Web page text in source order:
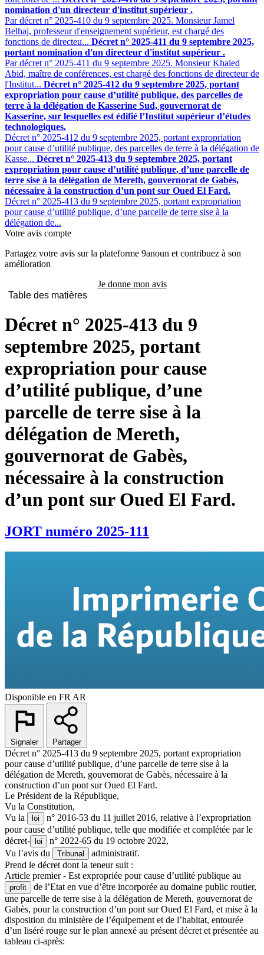
nomination d'un directeur d'institut supérieur .
Par décret n° 2025-410 du 9 septembre 2025. Monsieur Jamel
Belhaj, professeur d'enseignement supérieur, est chargé des
fonctions de directeu... Décret n° 2025-411 du 9 septembre 2025,
portant nomination d'un directeur d'institut supérieur .
Par décret n° 2025-411 du 9 septembre 2025. Monsieur Khaled
Abid, maître de conférences, est chargé des fonctions de directeur de
l'Institut... Décret n° 2025-412 du 9 septembre 2025, portant
expropriation pour cause d’utilité publique, des parcelles de
terre à la délégation de Kasserine Sud, gouvernorat de
Kasserine, sur lesquelles est édifié l’Institut supérieur d’études
technologiques.
Décret n° 2025-412 du 9 septembre 2025, portant expropriation
pour cause d’utilité publique, des parcelles de terre à la délégation de
Kasse... Décret n° 2025-413 du 9 septembre 2025, portant
expropriation pour cause d’utilité publique, d’une parcelle de
terre sise à la délégation de Mereth, gouvernorat de Gabès,
nécessaire à la construction d’un pont sur Oued El Fard.
Décret n° 2025-413 du 9 septembre 2025, portant expropriation
pour cause d’utilité publique, d’une parcelle de terre sise à la
délégation de...
Votre avis compte
Partagez votre avis sur la plateforme 9anoun et contribuez à son
amélioration
Je donne mon avis
Table des matières
Décret n° 2025-413 du 9
septembre 2025, portant
expropriation pour cause
d’utilité publique, d’une
parcelle de terre sise à la
délégation de Mereth,
gouvernorat de Gabès,
nécessaire à la construction
d’un pont sur Oued El Fard.
JORT numéro 2025-111
Disponible en FR AR
Signaler Partager
Décret n° 2025-413 du 9 septembre 2025, portant expropriation
pour cause d’utilité publique, d’une parcelle de terre sise à la
délégation de Mereth, gouvernorat de Gabès, nécessaire à la
construction d’un pont sur Oued El Fard.
Le Président de la République,
Vu la Constitution,
Vu la
loi
n° 2016-53 du 11 juillet 2016, relative à l’expropriation
pour cause d’utilité publique, telle que modifiée et complétée par le
décret-
loi
n° 2022-65 du 19 octobre 2022,
Vu l’avis du
Tribunal
administratif.
Prend le décret dont la teneur suit :
Article premier - Est expropriée pour cause d’utilité publique au
profit
de l’Etat en vue d’être incorporée au domaine public routier,
une parcelle de terre sise à la délégation de Mereth, gouvernorat de
Gabès, pour la construction d’un pont sur Oued El Fard, et mise à la
disposition du ministère de l’équipement et de l’habitat, entourée
d’un liséré rouge sur le plan annexé au présent décret et présentée au
tableau ci-après: